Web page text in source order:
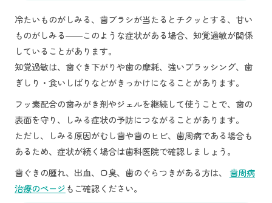
冷たいものがしみる、歯ブラシが当たるとチクッとする、甘い
ものがしみる――このような症状がある場合、知覚過敏が関係
していることがあります。
知覚過敏は、歯ぐき下がりや歯の摩耗、強いブラッシング、歯
ぎしり・食いしばりなどがきっかけになることがあります。
フッ素配合の歯みがき剤やジェルを継続して使うことで、歯の
表面を守り、しみる症状の予防につながることがあります。
ただし、しみる原因がむし歯や歯のヒビ、歯周病である場合も
あるため、症状が続く場合は歯科医院で確認しましょう。
歯ぐきの腫れ、出血、口臭、歯のぐらつきがある方は、 歯周病
治療のページもご確認ください。